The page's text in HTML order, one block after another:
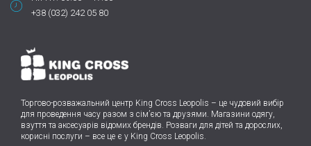
+38 (032) 242 05 80
Торгово-розважальний центр King Cross Leopolis – це чудовий вибір
для проведення часу разом з сім’єю та друзями. Магазини одягу,
взуття та аксесуарів відомих брендів. Розваги для дітей та дорослих,
корисні послуги – все це є у King Cross Leopolis.